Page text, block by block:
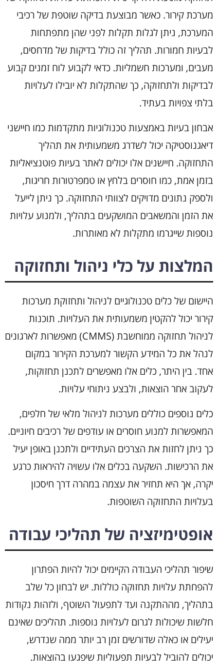
מערכת קירור. כאשר מבוצעת בדיקה שוטפת של רכיבי
המערכת, ניתן לגלות תקלות לפני שהן מתפתחות
לבעיות חמורות. תהליך זה כולל בדיקות של מדחסים,
מעבים, ומערכות חשמליות. כדאי לקבוע לוח זמנים קבוע
לבדיקות ולתחזוקה, כך שהתקלות לא יובילו לעלויות
בלתי צפויות בעתיד.
אבחון בעיות באמצעות טכנולוגיות מתקדמות כמו חיישני
דיאגנוסטיקה יכול לשדרג משמעותית את תהליך
התחזוקה. חיישנים אלו יכולים לאתר בעיות פוטנציאליות
בזמן אמת, כמו חוסרים בלחץ או טמפרטורות חריגות,
ולספק נתונים מדויקים לצוותי התחזוקה. כך ניתן לייעל
את הזמן והמשאבים המושקעים בתהליך, ולמנוע עלויות
נוספות שייגרמו מתקלות לא מאותרות.
המלצות על כלי ניהול ותחזוקה
היישום של כלים טכנולוגיים לניהול ותחזוקת מערכות
קירור יכול להקטין משמעותית את העלויות. תוכנות
לניהול תחזוקה ממוחשבת (CMMS) מאפשרות לארגונים
לנהל את כל המידע הקשור למערכת הקירור במקום
אחד. בין היתר, כלים אלו מאפשרים לתכנן תחזוקות,
לעקוב אחר הוצאות, ולבצע ניתוחי עלויות.
כלים נוספים כוללים מערכות לניהול מלאי של חלפים,
המאפשרות למנוע חוסרים או עודפים של רכיבים חיוניים.
כך ניתן לחזות את הצרכים העתידיים ולתכנן באופן יעיל
את הרכישות. השקעה בכלים אלו עשויה להיראות כרגע
יקרה, אך היא תחזיר את עצמה במהרה דרך חיסכון
בעלויות התחזוקה השוטפות.
אופטימיזציה של תהליכי עבודה
שיפור תהליכי העבודה הקיימים יכול להיות הפתרון
להפחתת עלויות תחזוקה כוללות. יש לבחון כל שלב
בתהליך, מההתקנה ועד לתפעול השוטף, ולזהות נקודות
חלשות שיכולות לגרום לעלויות נוספות. תהליכים שאינם
יעילים או כאלה שדורשים זמן רב יותר ממה שנדרש,
יכולים להוביל לבעיות תפעוליות שיפגעו בהוצאות.